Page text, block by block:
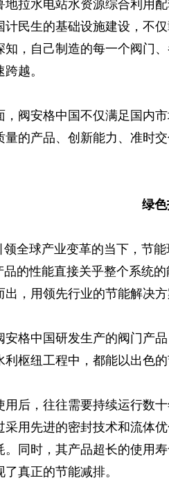
地拉水电站水资源综合利用
计民生的基础设施建设，不
知，自己制造的每一个阀门
越。
，阀安格中国不仅满足国内
量的产品、创新能力、准时
绿
领全球产业变革的当下，节
品的性能直接关乎整个系统
出，用领先行业的节能解决
安格中国研发生产的阀门产
利枢纽工程中，都能以出色
用后，往往需要持续运行数
采用先进的密封技术和流体
。同时，其产品超长的使用
真正的节能减排。